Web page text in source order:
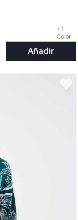
+ 1
Color
Añadir